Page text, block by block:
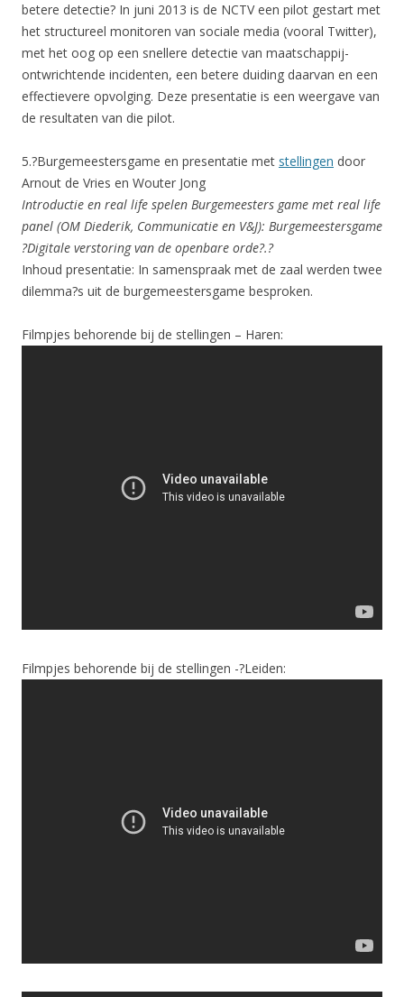
betere detectie? In juni 2013 is de NCTV een pilot gestart met
het structureel monitoren van sociale media (vooral Twitter),
met het oog op een snellere detectie van maatschappij-
ontwrichtende incidenten, een betere duiding daarvan en een
effectievere opvolging. Deze presentatie is een weergave van
de resultaten van die pilot.
5.?Burgemeestersgame en presentatie met stellingen door
Arnout de Vries en Wouter Jong
Introductie en real life spelen Burgemeesters game met real life
panel (OM Diederik, Communicatie en V&J): Burgemeestersgame
?Digitale verstoring van de openbare orde?.?
Inhoud presentatie: In samenspraak met de zaal werden twee
dilemma?s uit de burgemeestersgame besproken.
Filmpjes behorende bij de stellingen – Haren:
Filmpjes behorende bij de stellingen -?Leiden: